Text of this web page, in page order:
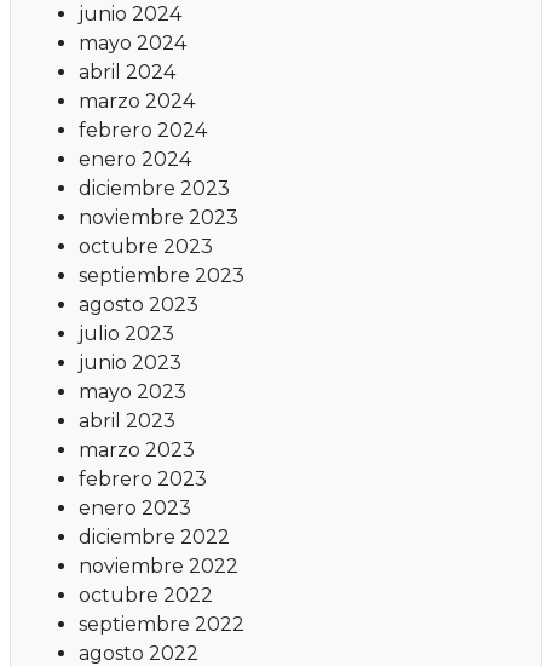
junio 2024
mayo 2024
abril 2024
marzo 2024
febrero 2024
enero 2024
diciembre 2023
noviembre 2023
octubre 2023
septiembre 2023
agosto 2023
julio 2023
junio 2023
mayo 2023
abril 2023
marzo 2023
febrero 2023
enero 2023
diciembre 2022
noviembre 2022
octubre 2022
septiembre 2022
agosto 2022